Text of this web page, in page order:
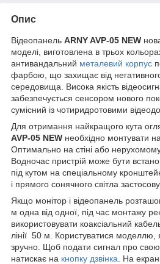
Опис
Відеопанель ARNY AVP-05 NEW
моделі, виготовлена в трьох
антивандальний металевий корпус
фарбою, що захищає від
середовища. Висока якість
забезпечується сенсором нового
сумісний із чотиридротовими
Для отримання найкращого кута
AVP-05 NEW необхідно монтувати
Оптимально на стіні або
Водночас пристрій може бути
під кутом на спеціальному
і прямого сонячного світла
Якщо монітор і відеопанель
м одна від одної, під час монтажу
використовувати коаксіальний
лінії 50 м. Користуватися моделлю,
зручно. Щоб подати сигнал про свою
натискає на кнопку дзвінка . На